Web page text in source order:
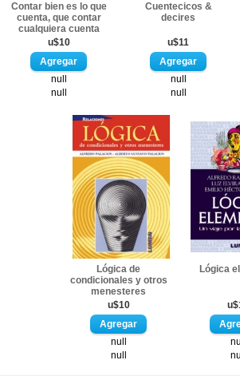
Contar bien es lo que
cuenta, que contar
cualquiera cuenta
u$10
null
null
Cuentecicos &
decires
u$11
null
null
Lógica de
condicionales y otros
menesteres
u$10
null
null
Lógica
null
null